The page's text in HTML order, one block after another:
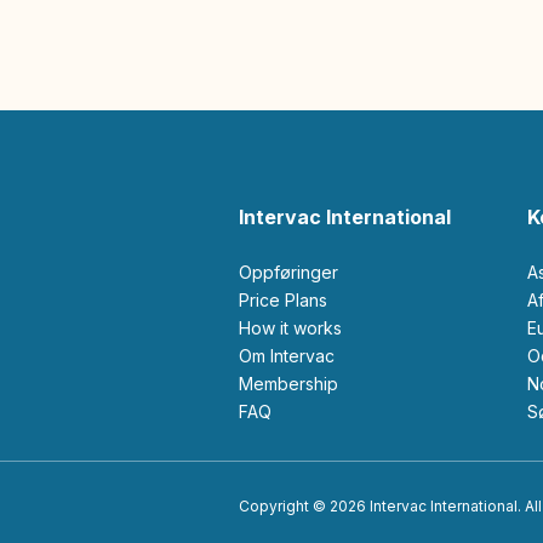
Intervac International
Oppføringer
Price Plans
How it works
Om Intervac
Membership
FAQ
Copyright © 2026 Intervac International.